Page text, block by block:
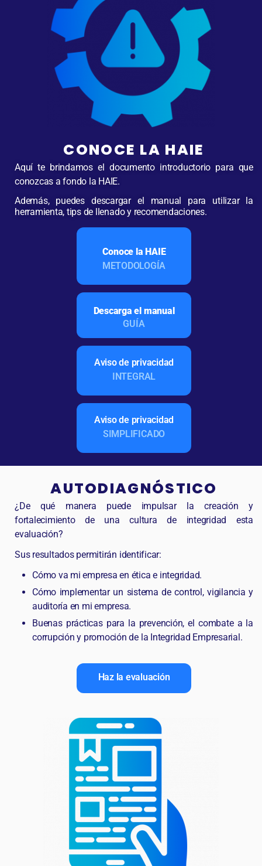
CONOCE LA HAIE
Aquí te brindamos el documento introductorio para que
conozcas a fondo la HAIE.
Además, puedes descargar el manual para utilizar la
herramienta, tips de llenado y recomendaciones.
Conoce la HAIE
METODOLOGÍA
Descarga el manual
GUÍA
Aviso de privacidad
INTEGRAL
Aviso de privacidad
SIMPLIFICADO
AUTODIAGNÓSTICO
¿De qué manera puede impulsar la creación y
fortalecimiento de una cultura de integridad esta
evaluación?
Sus resultados permitirán identificar:
Cómo va mi empresa en ética e integridad.
Cómo implementar un sistema de control, vigilancia y
auditoría en mi empresa.
Buenas prácticas para la prevención, el combate a la
corrupción y promoción de la Integridad Empresarial.
Haz la evaluación